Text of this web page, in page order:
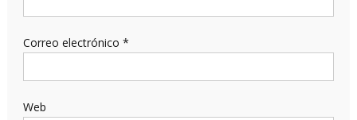
Correo electrónico *
Web